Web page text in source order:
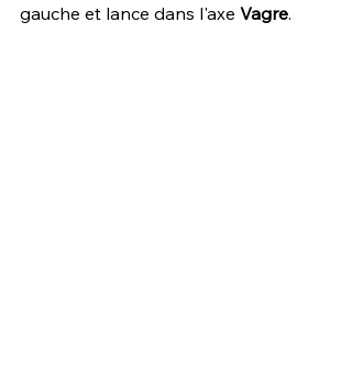
gauche et lance dans l'axe Vagre.